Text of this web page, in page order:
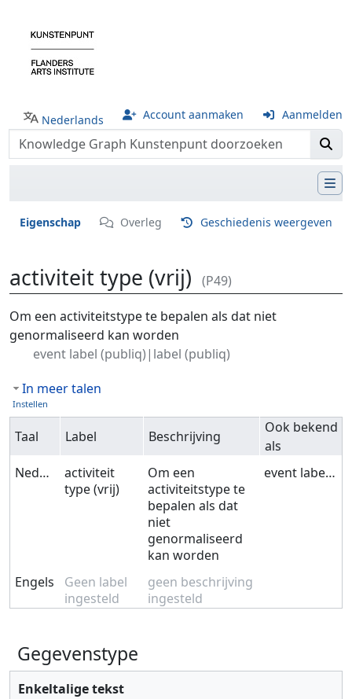
Nederlands Account aanmaken Aanmelden
Eigenschap Overleg Geschiedenis weergeven
activiteit type (vrij) (P49)
Ga naar: navigatie,zoeken
Om een activiteitstype te bepalen als dat niet
genormaliseerd kan worden
event label (publiq)|label (publiq)
In meer talen
Instellen
Taal Label Beschrijving
Ook bekend
als
Nederlands
activiteit
type (vrij)
Om een
activiteitstype te
bepalen als dat
niet
genormaliseerd
kan worden
event label (publiq)|label (publiq)
Engels
Geen label
ingesteld
geen beschrijving
ingesteld
Gegevenstype
Enkeltalige tekst